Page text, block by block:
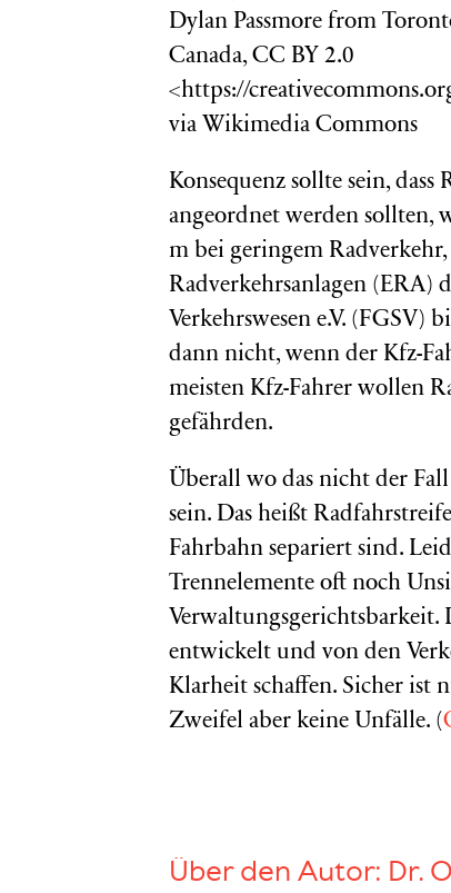
Dylan Passmore from
Canada, CC BY 2.0
<https://
via Wikimedia Commons
Konsequenz sollte sein,
angeordnet werden sollten,
m bei geringem
Radverkehrsanlagen (ERA)
Verkehrswesen e.V. (FGSV)
dann nicht, wenn der Kfz-
meisten Kfz-Fahrer wollen
gefährden.
Überall wo das nicht der
sein. Das heißt
Fahrbahn separiert sind.
Trennelemente oft noch
Verwaltungsgerichtsbarkeit.
entwickelt und von den
Klarheit schaffen. Sicher ist
Zweifel aber keine Unfälle. (
Über den Autor: Dr.